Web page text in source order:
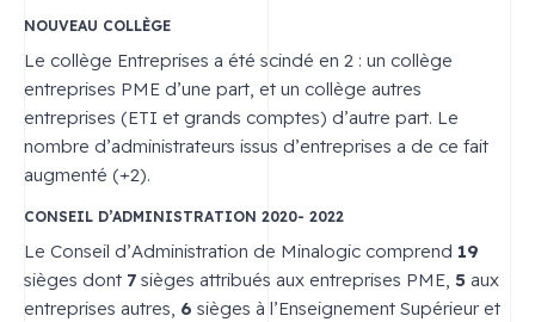
NOUVEAU COLLÈGE
Le collège Entreprises a été scindé en 2 : un collège
entreprises PME d’une part, et un collège autres
entreprises (ETI et grands comptes) d’autre part. Le
nombre d’administrateurs issus d’entreprises a de ce fait
augmenté (+2).
CONSEIL D’ADMINISTRATION 2020- 2022
Le Conseil d’Administration de Minalogic comprend 19
sièges dont 7 sièges attribués aux entreprises PME, 5 aux
entreprises autres, 6 sièges à l’Enseignement Supérieur et